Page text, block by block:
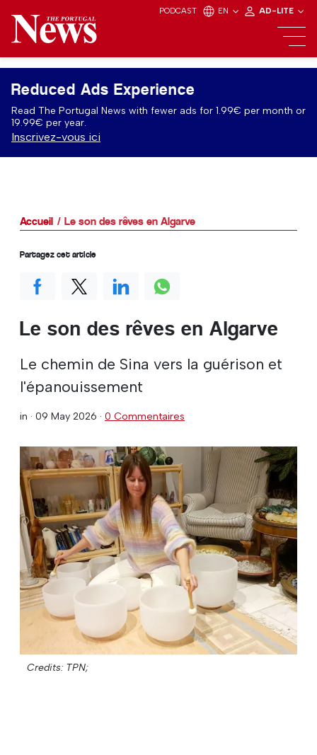
PODCAST EN AD-LITE
Reduced Ads Experience
Read The Portugal News with fewer ads for 1.99€ per month or
19.99€ per year.
Inscrivez-vous ici
Accueil Le son des rêves en Algarve
Le son des rêves en Algarve
Le chemin de Sina vers la guérison et
l'épanouissement
in · 09 May 2026 · 0 Commentaires
Credits: TPN;
Partagez cet article